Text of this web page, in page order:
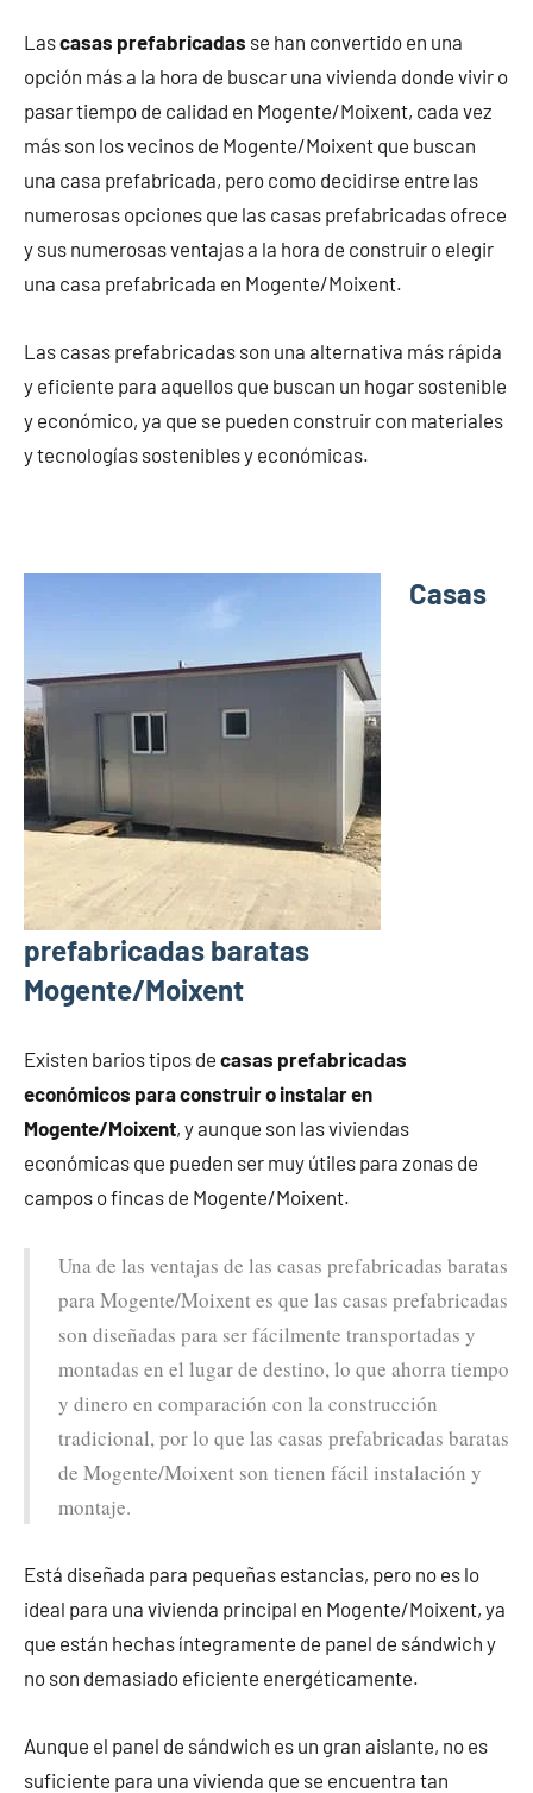
Lascasas prefabricadas se han convertido en una
opción más a la hora de buscar una vivienda donde vivir o
pasar tiempo de calidad en Mogente/Moixent, cada vez
más son los vecinos de Mogente/Moixent que buscan
una casa prefabricada, pero como decidirse entre las
numerosas opciones que las casas prefabricadas ofrece
y sus numerosas ventajas a la hora de construir o elegir
una casa prefabricada en Mogente/Moixent.
Las casas prefabricadas son una alternativa más rápida
y eficiente para aquellos que buscan un hogar sostenible
y económico, ya que se pueden construir con materiales
y tecnologías sostenibles y económicas.
Casas
prefabricadas baratas
Mogente/Moixent
Existen barios tipos de casas prefabricadas
económicos para construir o instalar en
Mogente/Moixent, y aunque son las viviendas
económicas que pueden ser muy útiles para zonas de
campos o fincas de Mogente/Moixent.
Una de las ventajas de las casas prefabricadas baratas
para Mogente/Moixent es que las casas prefabricadas
son diseñadas para ser fácilmente transportadas y
montadas en el lugar de destino, lo que ahorra tiempo
y dinero en comparación con la construcción
tradicional, por lo que las casas prefabricadas baratas
de Mogente/Moixent son tienen fácil instalación y
montaje.
Está diseñada para pequeñas estancias, pero no es lo
ideal para una vivienda principal en Mogente/Moixent, ya
que están hechas íntegramente de panel de sándwich y
no son demasiado eficiente energéticamente.
Aunque el panel de sándwich es un gran aislante, no es
suficiente para una vivienda que se encuentra tan